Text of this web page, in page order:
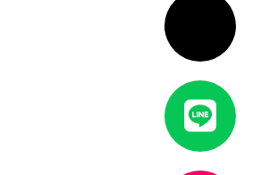
イ
コ
ン
リ
イ
コ
ン
リ